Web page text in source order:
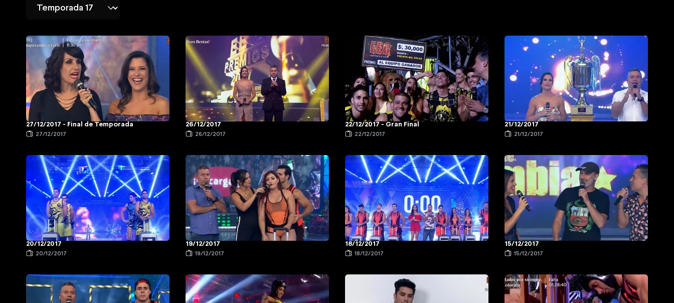
27/12/2017 - Final de Temporada
27/12/2017
26/12/2017
26/12/2017
22/12/2017 - Gran Final
22/12/2017
21/12/2017
21/12/2017
20/12/2017
20/12/2017
19/12/2017
19/12/2017
18/12/2017
18/12/2017
15/12/2017
15/12/2017